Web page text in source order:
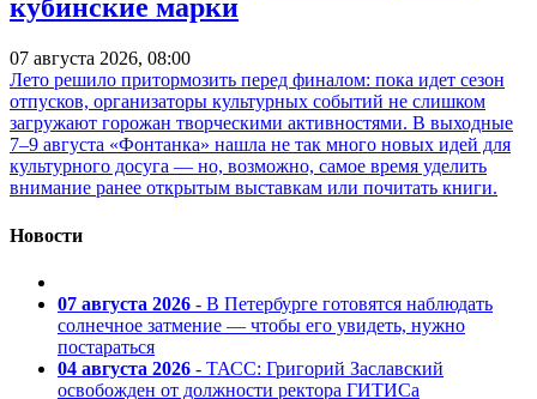
кубинские марки
07 августа 2026, 08:00
Лето решило притормозить перед финалом: пока идет сезон
отпусков, организаторы культурных событий не слишком
загружают горожан творческими активностями. В выходные
7–9 августа «Фонтанка» нашла не так много новых идей для
культурного досуга — но, возможно, самое время уделить
внимание ранее открытым выставкам или почитать книги.
Новости
07 августа 2026 - В Петербурге готовятся наблюдать
солнечное затмение — чтобы его увидеть, нужно
постараться
04 августа 2026 - ТАСС: Григорий Заславский
освобожден от должности ректора ГИТИСа